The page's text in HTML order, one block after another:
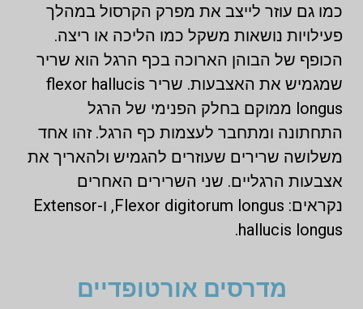
כמו גם עוזר לייצב את מפרק הקרסול במהלך
פעילויות נושאות משקל כמו הליכה או ריצה.
הכופף של הבוהן הארוכה בכף הרגל הוא שריר
שמגמיש את האצבעות. שריר flexor hallucis
longus ממוקם בחלק הפנימי של הרגל
התחתונה ומתחבר לעצמות כף הרגל. זהו אחד
משלושה שרירים שעוזרים להגמיש ולהאריך את
אצבעות הרגליים. שני השרירים האחרים
נקראים: Flexor digitorum longus, ו-Extensor
hallucis longus.
מדרסים אורטופדיים